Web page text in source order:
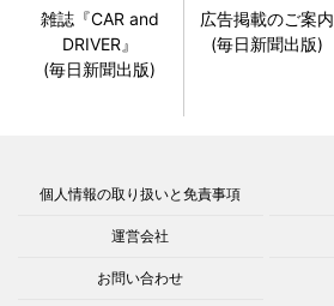
雑誌『CAR and
DRIVER』
(毎日新聞出版)
広告掲載のご案内
(毎日新聞出版)
個人情報の取り扱いと免責事項
運営会社
お問い合わせ